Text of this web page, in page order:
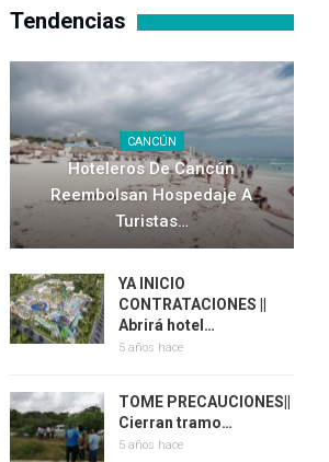
Tendencias
CANCÚN
Hoteleros De Cancún
Reembolsan Hospedaje A
Turistas…
YA INICIO
CONTRATACIONES ||
Abrirá hotel…
5 años hace
TOME PRECAUCIONES||
Cierran tramo…
5 años hace